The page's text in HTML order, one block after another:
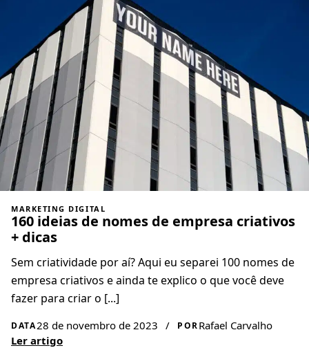
MARKETING DIGITAL
160 ideias de nomes de empresa criativos
+ dicas
Sem criatividade por aí? Aqui eu separei 100 nomes de
empresa criativos e ainda te explico o que você deve
fazer para criar o [...]
DATA28 de novembro de 2023 / PORRafael Carvalho
Ler artigo